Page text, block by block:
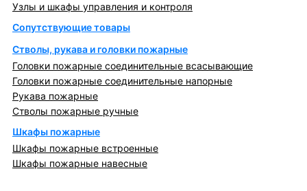
Узлы и шкафы управления и контроля
Сопутствующие товары
Стволы, рукава и головки пожарные
Головки пожарные соединительные всасывающие
Головки пожарные соединительные напорные
Рукава пожарные
Стволы пожарные ручные
Шкафы пожарные
Шкафы пожарные встроенные
Шкафы пожарные навесные